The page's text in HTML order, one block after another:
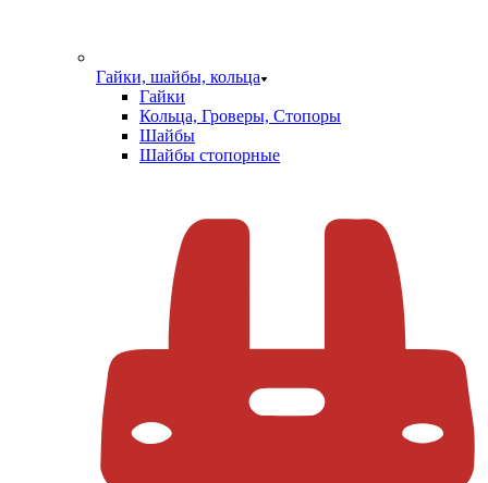
Гайки, шайбы, кольца
Гайки
Кольца, Гроверы, Стопоры
Шайбы
Шайбы стопорные